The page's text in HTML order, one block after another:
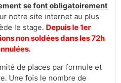
se font obligatoirement
notre site internet au plus
le stage. Depuis le 1er
non soldées dans les 72h
de places par formule et
Une fois le nombre de